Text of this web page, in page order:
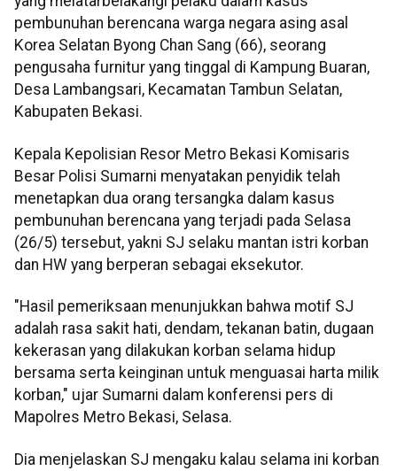
pembunuhan berencana warga negara asing asal
Korea Selatan Byong Chan Sang (66), seorang
pengusaha furnitur yang tinggal di Kampung Buaran,
Desa Lambangsari, Kecamatan Tambun Selatan,
Kabupaten Bekasi.
Kepala Kepolisian Resor Metro Bekasi Komisaris
Besar Polisi Sumarni menyatakan penyidik telah
menetapkan dua orang tersangka dalam kasus
pembunuhan berencana yang terjadi pada Selasa
(26/5) tersebut, yakni SJ selaku mantan istri korban
dan HW yang berperan sebagai eksekutor.
"Hasil pemeriksaan menunjukkan bahwa motif SJ
adalah rasa sakit hati, dendam, tekanan batin, dugaan
kekerasan yang dilakukan korban selama hidup
bersama serta keinginan untuk menguasai harta milik
korban," ujar Sumarni dalam konferensi pers di
Mapolres Metro Bekasi, Selasa.
Dia menjelaskan SJ mengaku kalau selama ini korban